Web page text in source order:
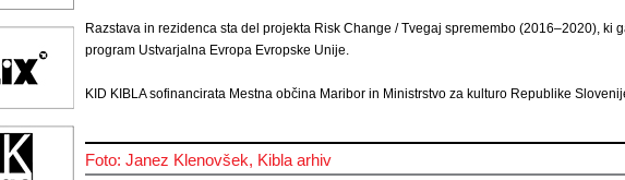
Razstava in rezidenca sta del projekta Risk Change / Tvegaj spremembo (2016–2020), ki
program Ustvarjalna Evropa Evropske Unije.
KID KIBLA sofinancirata Mestna občina Maribor in Ministrstvo za kulturo Republike
Foto: Janez Klenovšek, Kibla arhiv